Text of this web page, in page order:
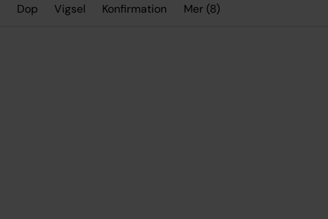
Dop Vigsel Konfirmation Mer (8)